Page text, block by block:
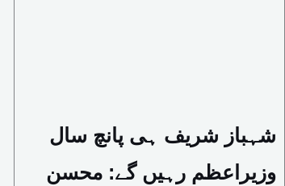
شہباز شریف ہی پانچ سال
وزیراعظم رہیں گے: محسن